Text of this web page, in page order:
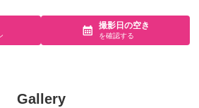
撮影日の空き
を確認する
Gallery